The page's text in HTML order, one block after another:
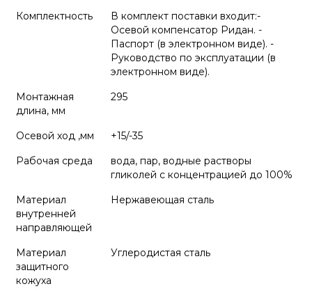
Комплектность
В комплект поставки входит:-
Осевой компенсатор Ридан. -
Паспорт (в электронном виде). -
Руководство по эксплуатации (в
электронном виде).
Монтажная
длина, мм
295
Осевой ход ,мм
+15/-35
Рабочая среда
вода, пар, водные растворы
гликолей с концентрацией до 100%
Материал
внутренней
направляющей
Нержавеющая сталь
Материал
защитного
кожуха
Углеродистая сталь